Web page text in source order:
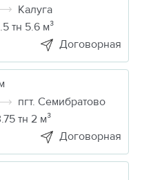
Калуга
тн 5.6 м³
Договорная
пгт. Семибратово
тн 2 м³
Договорная